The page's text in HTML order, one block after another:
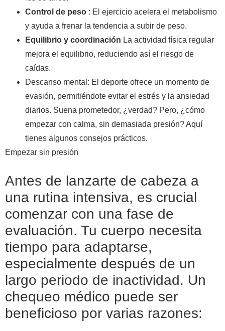
Control de peso : El ejercicio acelera el metabolismo
y ayuda a frenar la tendencia a subir de peso.
Equilibrio y coordinación La actividad física regular
mejora el equilibrio, reduciendo así el riesgo de
caídas.
Descanso mental: El deporte ofrece un momento de
evasión, permitiéndote evitar el estrés y la ansiedad
diarios. Suena prometedor, ¿verdad? Pero, ¿cómo
empezar con calma, sin demasiada presión? Aquí
tienes algunos consejos prácticos.
Empezar sin presión
Antes de lanzarte de cabeza a
una rutina intensiva, es crucial
comenzar con una fase de
evaluación. Tu cuerpo necesita
tiempo para adaptarse,
especialmente después de un
largo periodo de inactividad. Un
chequeo médico puede ser
beneficioso por varias razones: